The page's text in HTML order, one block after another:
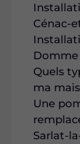
Cénac-
Domme
Quels
ma
Une
Sarlat-